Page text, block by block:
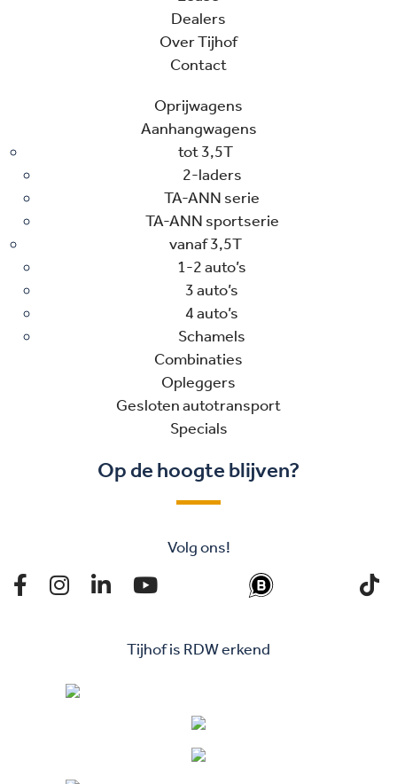
Dealers
Over Tijhof
Contact
Oprijwagens
Aanhangwagens
tot 3,5T
2-laders
TA-ANN serie
TA-ANN sportserie
vanaf 3,5T
1-2 auto’s
3 auto’s
4 auto’s
Schamels
Combinaties
Opleggers
Gesloten autotransport
Specials
Op de hoogte blijven?
Volg ons!
Tijhof is RDW erkend